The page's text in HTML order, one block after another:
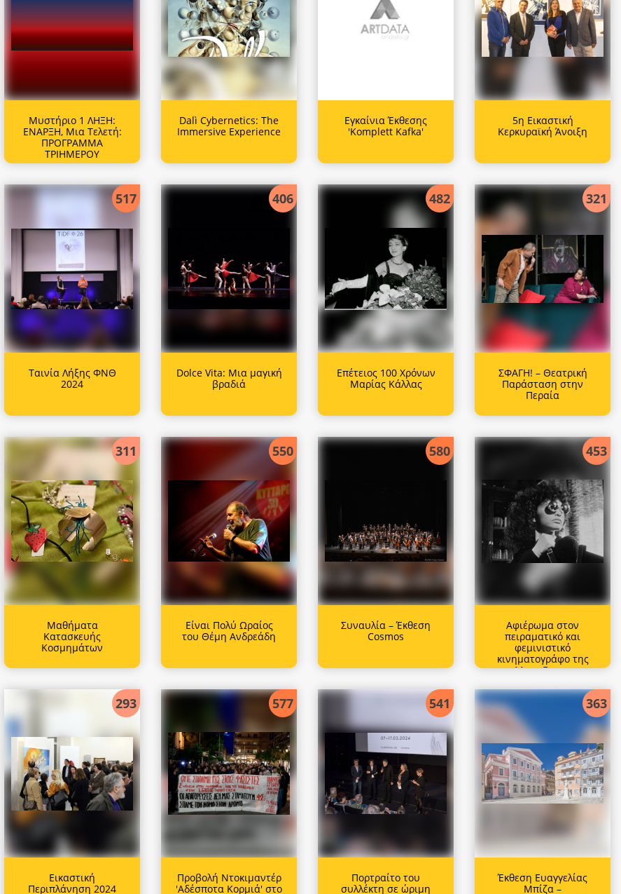
Μυστήριο 1 ΛΗΞΗ:
ΕΝΑΡΞΗ, Μια Τελετή:
ΠΡΟΓΡΑΜΜΑ
ΤΡΙΗΜΕΡΟΥ
Dalì Cybernetics: The
Immersive Experience
Εγκαίνια Έκθεσης
'Komplett Kafka'
5η Εικαστική
Κερκυραϊκή Άνοιξη
517
Ταινία Λήξης ΦΝΘ
2024
406
Dolce Vita: Μια μαγική
βραδιά
482
Επέτειος 100 Χρόνων
Μαρίας Κάλλας
321
ΣΦΑΓΗ! – Θεατρική
Παράσταση στην
Περαία
311
Μαθήματα
Κατασκευής
Κοσμημάτων
550
Είναι Πολύ Ωραίος
του Θέμη Ανδρεάδη
580
Συναυλία – Έκθεση
Cosmos
453
Αφιέρωμα στον
πειραματικό και
φεμινιστικό
κινηματογράφο της
Maya Deren
293
Εικαστική
Περιπλάνηση 2024
577
Προβολή Ντοκιμαντέρ
'Αδέσποτα Κορμιά' στο
541
Πορτραίτο του
συλλέκτη σε ώριμη
363
Έκθεση Ευαγγελίας
Μπίζα –